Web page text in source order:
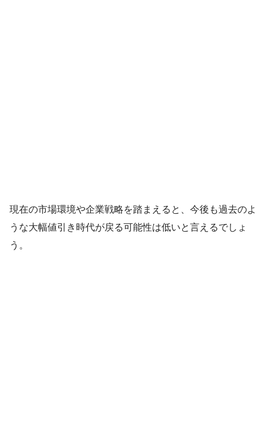
現在の市場環境や企業戦略を踏まえると、今後も過去のよ
うな大幅値引き時代が戻る可能性は低いと言えるでしょ
う。